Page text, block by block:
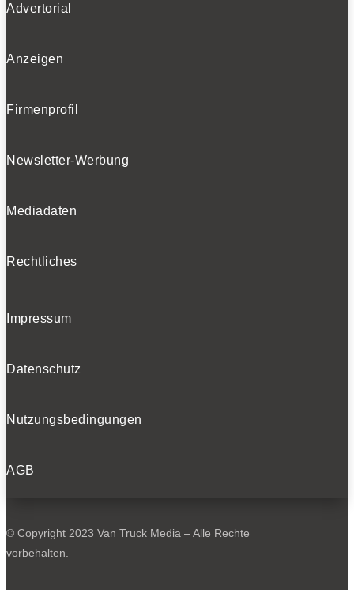
Advertorial
Anzeigen
Firmenprofil
Newsletter-Werbung
Mediadaten
Rechtliches
Impressum
Datenschutz
Nutzungsbedingungen
AGB
© Copyright 2023 Van Truck Media – Alle Rechte
vorbehalten.